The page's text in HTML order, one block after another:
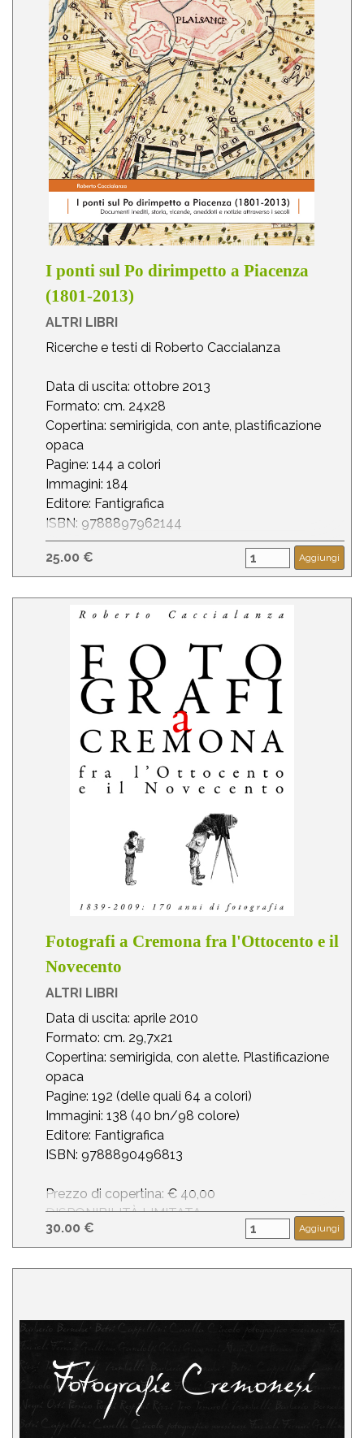
I ponti sul Po dirimpetto a Piacenza
(1801-2013)
ALTRI LIBRI
Ricerche e testi di Roberto Caccialanza
Data di uscita: ottobre 2013
Formato: cm. 24x28
Copertina: semirigida, con ante, plastificazione
opaca
Pagine: 144 a colori
Immagini: 184
Editore: Fantigrafica
ISBN: 9788897962144
Prezzo di copertina: € 28
25.00 € Aggiungi
Fotografi a Cremona fra l'Ottocento e il
Novecento
ALTRI LIBRI
Data di uscita: aprile 2010
Formato: cm. 29,7x21
Copertina: semirigida, con alette. Plastificazione
opaca
Pagine: 192 (delle quali 64 a colori)
Immagini: 138 (40 bn/98 colore)
Editore: Fantigrafica
ISBN: 9788890496813
Prezzo di copertina: € 40,00
DISPONIBILITÀ LIMITATA
30.00 €
Aggiungi